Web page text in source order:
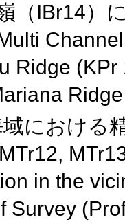
（IBr14）
Ridge
における
in the
Survey